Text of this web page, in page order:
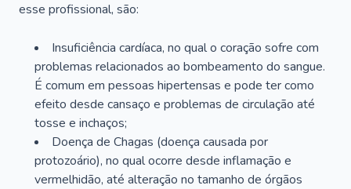
esse profissional, são:
Insuficiência cardíaca, no qual o coração sofre com
problemas relacionados ao bombeamento do sangue.
É comum em pessoas hipertensas e pode ter como
efeito desde cansaço e problemas de circulação até
tosse e inchaços;
Doença de Chagas (doença causada por
protozoário), no qual ocorre desde inflamação e
vermelhidão, até alteração no tamanho de órgãos